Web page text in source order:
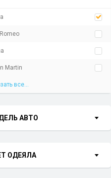
Martin
все...
АВТО
ОДЕЯЛА